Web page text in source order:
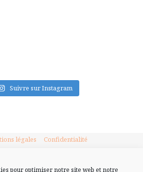
pour optimiser notre site web et notre
Suivre sur Instagram
légales Confidentialité